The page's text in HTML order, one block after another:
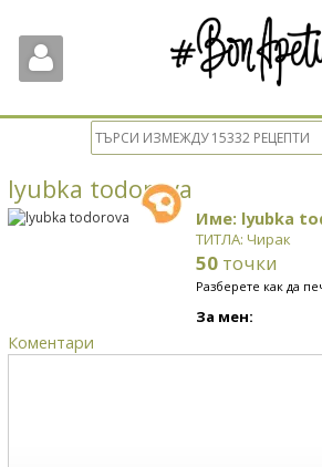
lyubka todorova
Име: lyubka
ТИТЛА: Чирак
50 точки
Разберете как да
За мен:
Коментари